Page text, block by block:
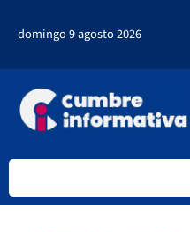
domingo 9 agosto 2026